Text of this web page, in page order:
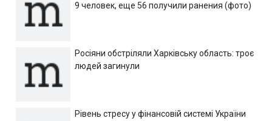
9 человек, еще 56 получили ранения (фото)
Росіяни обстріляли Харківську область: троє
людей загинули
Рівень стресу у фінансовій системі України